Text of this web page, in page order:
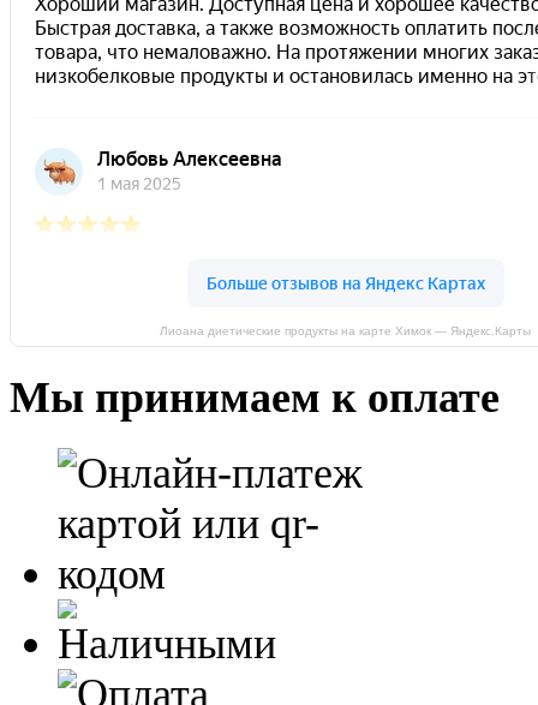
Лиоана диетические продукты на карте Химок — Яндекс.Карты
Мы принимаем к оплате